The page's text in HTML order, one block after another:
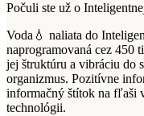
Počuli ste už o
Voda 💧 naliata do
naprogramovaná cez 450
jej štruktúru a vibráciu do
organizmus. Pozitívne
informačný štítok na fľaši
technológii.